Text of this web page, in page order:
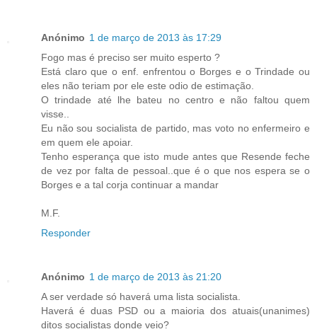
Anónimo 1 de março de 2013 às 17:29
Fogo mas é preciso ser muito esperto ?
Está claro que o enf. enfrentou o Borges e o Trindade ou
eles não teriam por ele este odio de estimação.
O trindade até lhe bateu no centro e não faltou quem
visse..
Eu não sou socialista de partido, mas voto no enfermeiro e
em quem ele apoiar.
Tenho esperança que isto mude antes que Resende feche
de vez por falta de pessoal..que é o que nos espera se o
Borges e a tal corja continuar a mandar
M.F.
Responder
Anónimo 1 de março de 2013 às 21:20
A ser verdade só haverá uma lista socialista.
Haverá é duas PSD ou a maioria dos atuais(unanimes)
ditos socialistas donde veio?